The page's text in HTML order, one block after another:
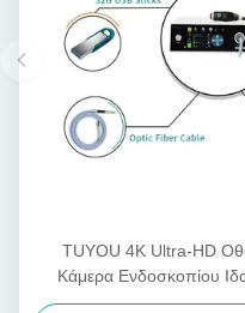
TUYOU 4K Ultra-HD
Κάμερα Ενδοσκοπίου
Επεμβατικές